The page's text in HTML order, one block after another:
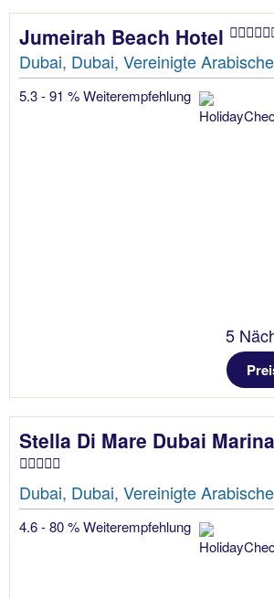
Jumeirah Beach Hotel
Dubai, Dubai, Vereinigte
5.3 - 91 % Weiterempfehlung
5
Stella Di Mare Dubai
Dubai, Dubai, Vereinigte
4.6 - 80 % Weiterempfehlung